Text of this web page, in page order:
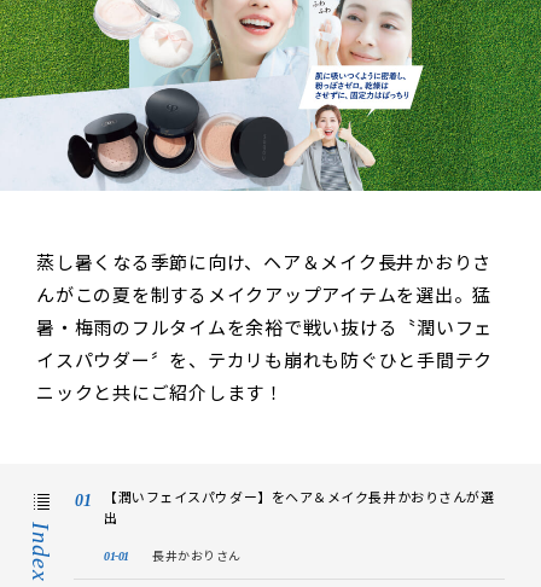
蒸し暑くなる季節に向け、ヘア＆メイク長井かおりさ
んがこの夏を制するメイクアップアイテムを選出。猛
暑・梅雨のフルタイムを余裕で戦い抜ける〝潤いフェ
イスパウダー〞を、テカリも崩れも防ぐひと手間テク
ニックと共にご紹介します！
Index
【潤いフェイスパウダー】をヘア＆メイク長井かおりさんが選
出
長井かおりさん